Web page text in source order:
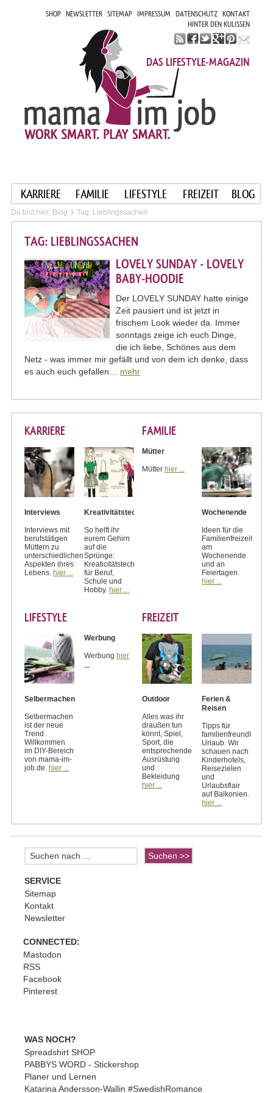
SHOP NEWSLETTER SITEMAP IMPRESSUM DATENSCHUTZ KONTAKT
HINTER DEN KULISSEN
DAS LIFESTYLE-MAGAZIN
KARRIERE FAMILIE LIFESTYLE FREIZEIT BLOG
Du bist hier: Blog Tag: Lieblingssachen
TAG: LIEBLINGSSACHEN
LOVELY SUNDAY - LOVELY
BABY-HOODIE
Der LOVELY SUNDAY hatte einige
Zeit pausiert und ist jetzt in
frischem Look wieder da. Immer
sonntags zeige ich euch Dinge,
die ich liebe, Schönes aus dem
Netz - was immer mir gefällt und von dem ich denke, dass
es auch euch gefallen… mehr
KARRIERE
Interviews
Interviews mit
berufstätigen
Müttern zu
unterschiedlichen
Aspekten ihres
Lebens. hier ...
Kreativitätstechniken
So helft ihr
eurem Gehirn
auf die
Sprünge:
Kreaticitätstechniken
für Beruf,
Schule und
Hobby. hier ...
FAMILIE
Mütter
Mütter hier ...
Wochenende
Ideen für die
Familienfreizeit
am
Wochenende
und an
Feiertagen.
hier ...
LIFESTYLE
Selbermachen
Selbermachen
ist der neue
Trend.
Willkommen
im DIY-Bereich
von mama-im-
job.de. hier ...
Werbung
Werbung hier
...
FREIZEIT
Outdoor
Alles was ihr
draußen tun
könnt, Spiel,
Sport, die
entsprechende
Ausrüstung
und
Bekleidung
hier ...
Ferien &
Reisen
Tipps für
familienfreundlichen
Urlaub. Wir
schauen nach
Kinderhotels,
Reisezielen
und
Urlaubsflair
auf Balkonien.
hier ...
SERVICE
Sitemap
Kontakt
Newsletter
CONNECTED:
Mastodon
RSS
Facebook
Pinterest
WAS NOCH?
Spreadshirt SHOP
PABBYS WORD - Stickershop
Planer und Lernen
Katarina Andersson-Wallin #SwedishRomance